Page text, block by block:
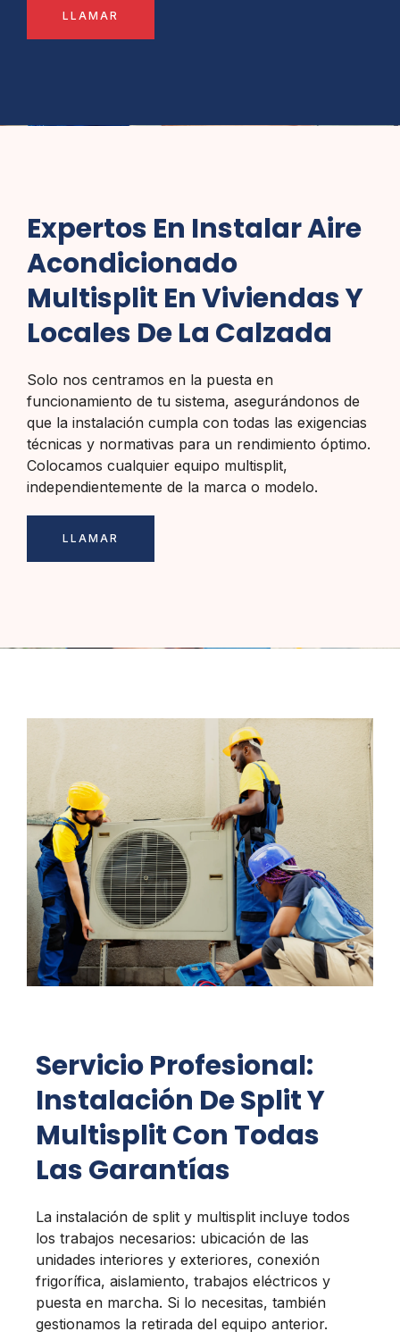
LLAMAR
Expertos En Instalar Aire
Acondicionado
Multisplit En Viviendas Y
Locales De La Calzada
Solo nos centramos en la puesta en
funcionamiento de tu sistema, asegurándonos de
que la instalación cumpla con todas las exigencias
técnicas y normativas para un rendimiento óptimo.
Colocamos cualquier equipo multisplit,
independientemente de la marca o modelo.
LLAMAR
Servicio Profesional:
Instalación De Split Y
Multisplit Con Todas
Las Garantías
La instalación de split y multisplit incluye todos
los trabajos necesarios: ubicación de las
unidades interiores y exteriores, conexión
frigorífica, aislamiento, trabajos eléctricos y
puesta en marcha. Si lo necesitas, también
gestionamos la retirada del equipo anterior.